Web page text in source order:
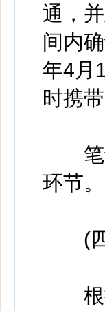
通，
间内
年4月
时携
笔试
环节。
(四
根据